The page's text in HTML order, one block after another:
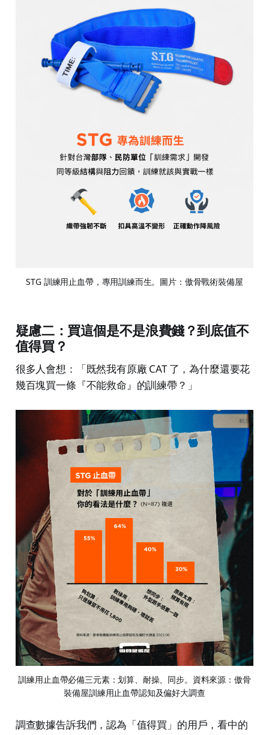
STG 訓練用止血帶，專用訓練而生。圖片：傲骨戰術裝備屋
疑慮二：買這個是不是浪費錢？到底值不
值得買？
很多人會想：「既然我有原廠 CAT 了，為什麼還要花
幾百塊買一條『不能救命』的訓練帶？」
訓練用止血帶必備三元素：划算、耐操、同步。資料來源：傲骨
裝備屋訓練用止血帶認知及偏好大調查
調查數據告訴我們，認為「值得買」的用戶，看中的